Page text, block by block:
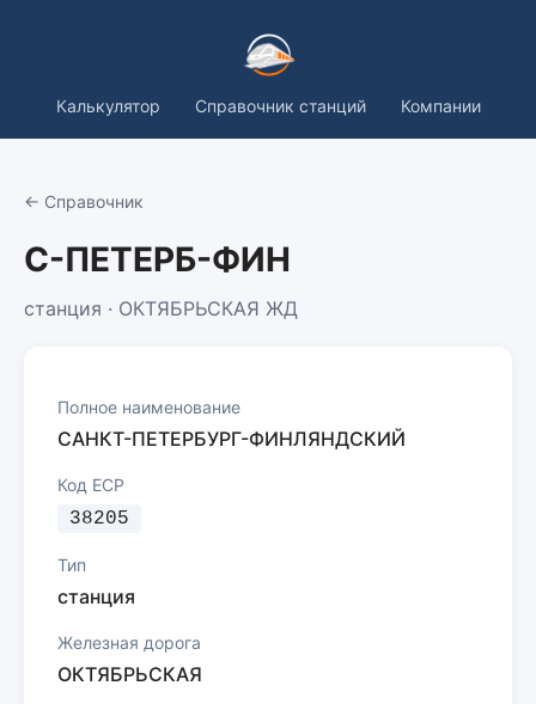
Калькулятор Справочник станций Компании
← Справочник
С-ПЕТЕРБ-ФИН
станция · ОКТЯБРЬСКАЯ ЖД
Полное наименование
САНКТ-ПЕТЕРБУРГ-ФИНЛЯНДСКИЙ
Код ЕСР
38205
Тип
станция
Железная дорога
ОКТЯБРЬСКАЯ